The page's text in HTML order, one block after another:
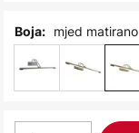
gallery
Boja: mjed matirano